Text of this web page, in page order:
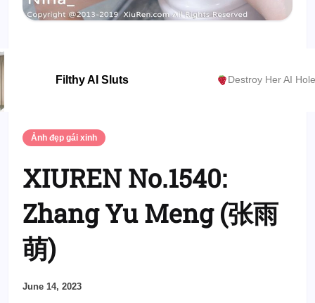
Filthy AI Sluts Destroy Her AI
Ảnh đẹp gái xinh
XIUREN No.1540:
Zhang Yu Meng (张雨
萌)
June 14, 2023